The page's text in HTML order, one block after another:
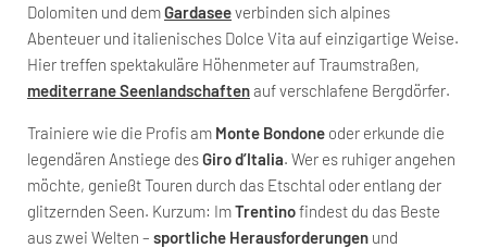
Dolomiten und demGardaseeverbinden sich alpines
Abenteuer und italienisches Dolce Vita auf einzigartige Weise.
Hier treffen spektakuläre Höhenmeter auf Traumstraßen,
mediterrane Seenlandschaftenauf verschlafene Bergdörfer.
Trainiere wie die Profis am Monte Bondone oder erkunde die
legendären Anstiege desGiro d’Italia. Wer es ruhiger angehen
möchte, genießt Touren durch das Etschtal oder entlang der
glitzernden Seen. Kurzum: ImTrentinofindest du das Beste
aus zwei Welten – sportliche Herausforderungen und